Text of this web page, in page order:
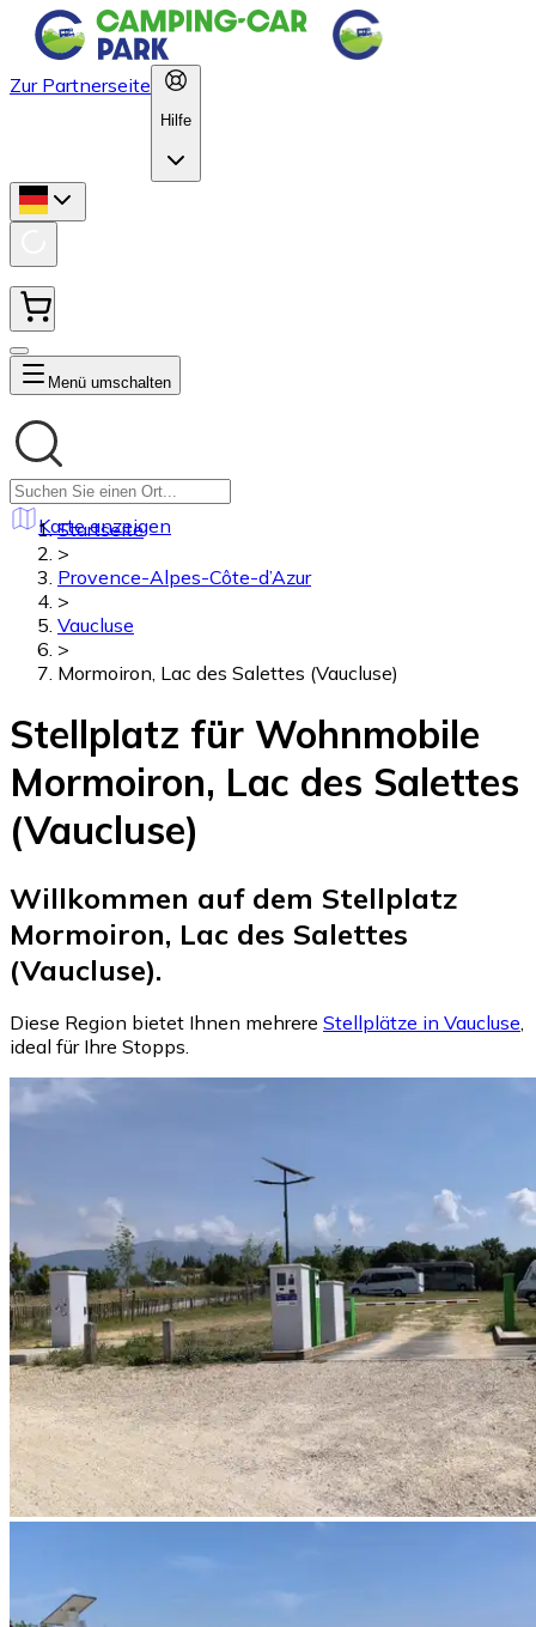
Zur Partnerseite
Hilfe
Menü umschalten
Karte anzeigen
Startseite
>
Provence-Alpes-Côte-d’Azur
>
Vaucluse
>
Mormoiron, Lac des Salettes (Vaucluse)
Stellplatz für Wohnmobile
Mormoiron, Lac des Salettes
(Vaucluse)
Willkommen auf dem Stellplatz
Mormoiron, Lac des Salettes
(Vaucluse).
Diese Region bietet Ihnen mehrere Stellplätze in Vaucluse,
ideal für Ihre Stopps.